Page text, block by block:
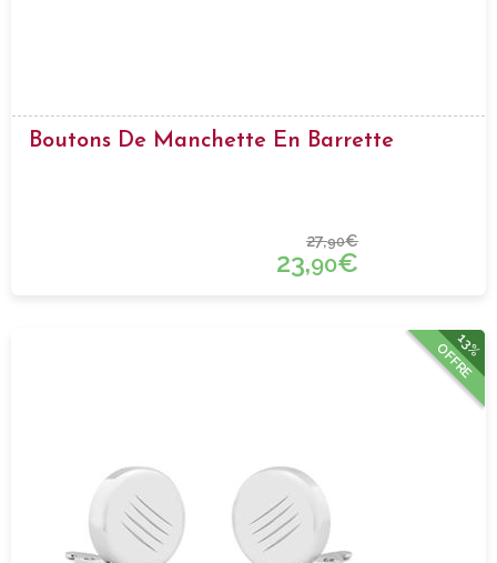
Boutons De Manchette En Barrette
27,90€
23,90€
13%
OFFRE